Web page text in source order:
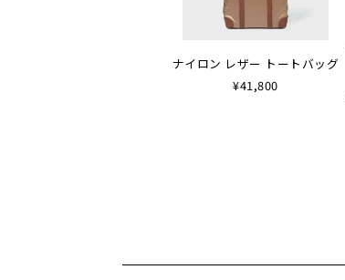
ナイロン レザー トートバッグ
¥41,800